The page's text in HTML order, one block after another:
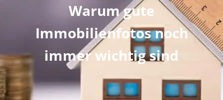
Warum gute
Immobilienfotos noch
immer wichtig sind